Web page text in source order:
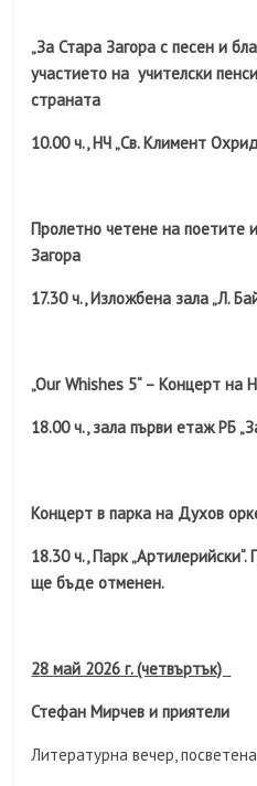
„За Стара Загора с песен и
участието на учителски
страната
10.00 ч., НЧ „Св. Климент
Пролетно четене на поетите
Загора
17.30 ч., Изложбена зала „Л.
„Our Whishes 5“ – Концерт
18.00 ч., зала първи етаж РБ
Концерт в парка на Духов
18.30 ч., Парк
ще бъде отменен.
28май 2026 г. (четвъртък)
Стефан Мирчев и приятели
Литературна вечер,